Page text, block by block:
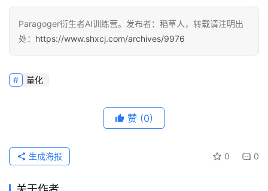
梦
白
泽
梦
产
品
录
Paragoger衍生者AI训练营。发布者：稻草人，转载请注明出
处： https://www.shxcj.com/archives/9976
量化
赞 (0)
0 0
生成海报